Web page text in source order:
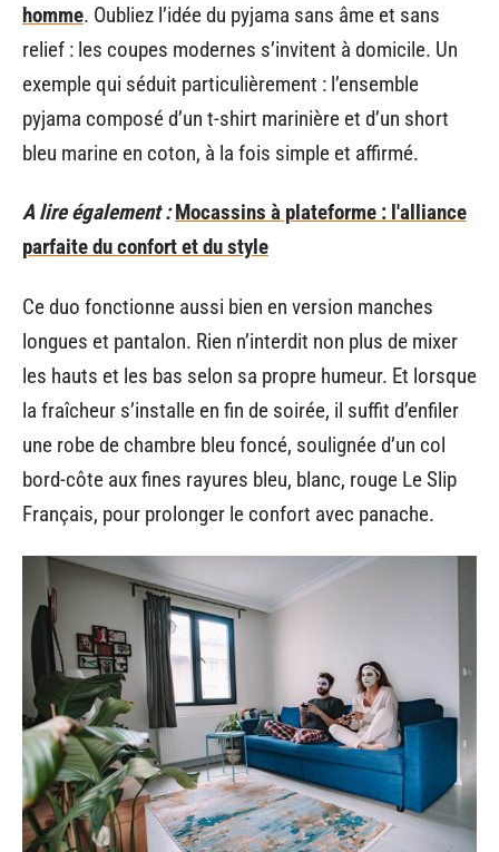
homme. Oubliez l’idée du pyjama sans âme et sans
relief : les coupes modernes s’invitent à domicile. Un
exemple qui séduit particulièrement : l’ensemble
pyjama composé d’un t-shirt marinière et d’un short
bleu marine en coton, à la fois simple et affirmé.
A lire également : Mocassins à plateforme : l'alliance
parfaite du confort et du style
Ce duo fonctionne aussi bien en version manches
longues et pantalon. Rien n’interdit non plus de mixer
les hauts et les bas selon sa propre humeur. Et lorsque
la fraîcheur s’installe en fin de soirée, il suffit d’enfiler
une robe de chambre bleu foncé, soulignée d’un col
bord-côte aux fines rayures bleu, blanc, rouge Le Slip
Français, pour prolonger le confort avec panache.